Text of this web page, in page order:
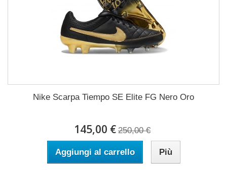
Nike Scarpa Tiempo SE Elite FG Nero Oro
145,00 € 250,00 €
Aggiungi al carrello Più